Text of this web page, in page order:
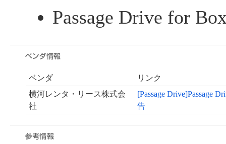
Passage Drive for
ベンダ
リンク
横河レンタ・リース株式会
社
[Passage Drive]Passage
告